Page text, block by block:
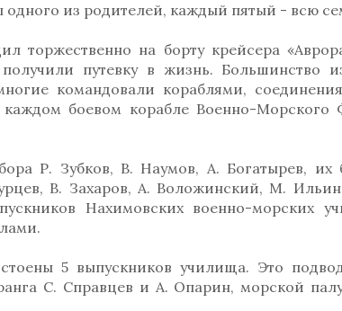
одного из родителей, каждый пятый - всю
торжественно на борту крейсера
путевку в жизнь. Большинство
командовали кораблями,
боевом корабле Военно-Морского
Р. Зубков, В. Наумов, А. Богатырев, их
В. Захаров, А. Воложинский, М.
Нахимовских военно-морских
5 выпускников училища. Это
С. Справцев и А. Опарин, морской